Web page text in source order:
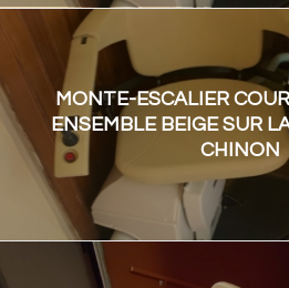
MONTE-ESCALIER
ENSEMBLE BEIGE SUR
CHINON